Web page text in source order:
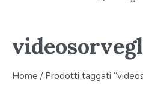
Home / Prodotti taggati